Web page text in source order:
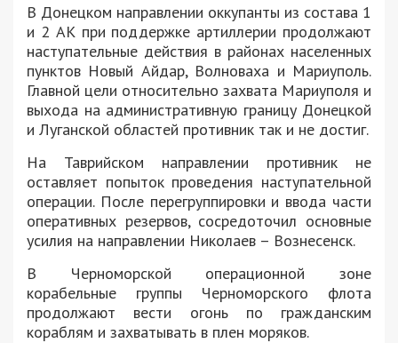
В Донецком направлении оккупанты из состава 1
и 2 АК при поддержке артиллерии продолжают
наступательные действия в районах населенных
пунктов Новый Айдар, Волноваха и Мариуполь.
Главной цели относительно захвата Мариуполя и
выхода на административную границу Донецкой
и Луганской областей противник так и не достиг.
На Таврийском направлении противник не
оставляет попыток проведения наступательной
операции. После перегруппировки и ввода части
оперативных резервов, сосредоточил основные
усилия на направлении Николаев – Вознесенск.
В Черноморской операционной зоне
корабельные группы Черноморского флота
продолжают вести огонь по гражданским
кораблям и захватывать в плен моряков.